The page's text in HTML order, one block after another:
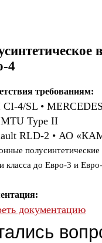
4
требованиям:
CI-4/SL •
Type II
RLD-2 • АО
класса до Евро-3 и
документацию